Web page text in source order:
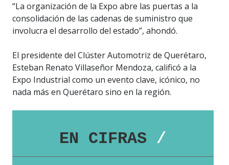
“La organización de la Expo abre las puertas a la
consolidación de las cadenas de suministro que
involucra el desarrollo del estado”, ahondó.
El presidente del Clúster Automotriz de Querétaro,
Esteban Renato Villaseñor Mendoza, calificó a la
Expo Industrial como un evento clave, icónico, no
nada más en Querétaro sino en la región.
EN CIFRAS /